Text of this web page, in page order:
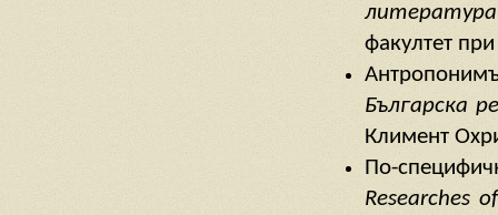
факултет
Българска
Климент
По-
Researches